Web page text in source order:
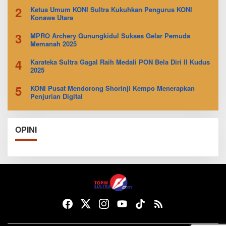
2
Ketua Umum KONI Sultra Kukuhkan Pengurus KONI
Konawe Utara
3
MPRO Archery Gunungkidul Sukses Gelar Pemuda
Memanah 2025
4
Karateka Sultra Gagal Raih Medali PON Bela Diri II Kudus
2025
5
KONI Pusat Mendorong Shorinji Kempo Menerapkan
Penjurian Digital
OPINI